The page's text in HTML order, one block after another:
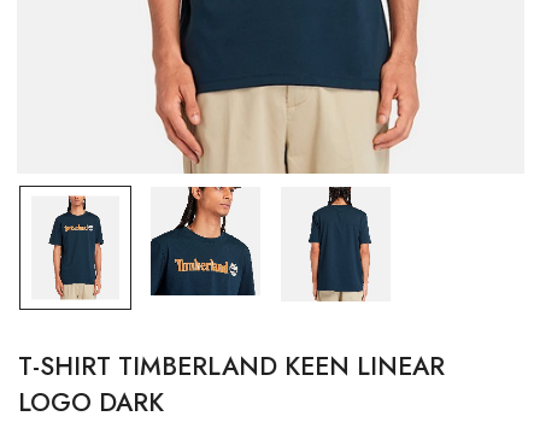
T-SHIRT TIMBERLAND KEEN LINEAR
LOGO DARK